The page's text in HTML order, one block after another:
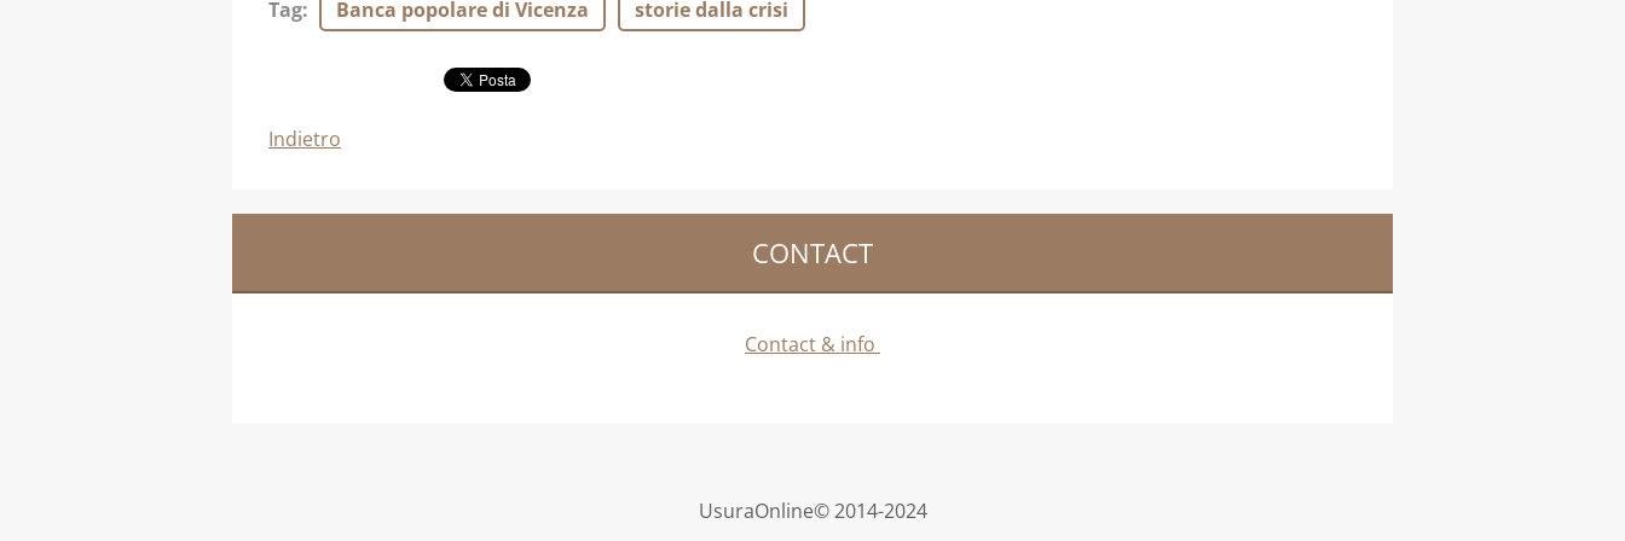
Tag: Banca popolare di Vicenza storie dalla crisi
Indietro
CONTACT
Contact & info
UsuraOnline© 2014-2024